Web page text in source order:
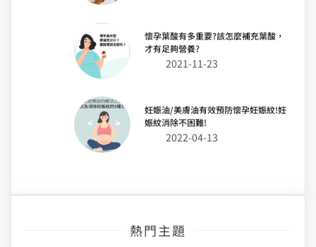
懷孕葉酸有多重要?該怎麼補充葉酸，
才有足夠營養?
2021-11-23
妊娠油/美膚油有效預防懷孕妊娠紋!妊
娠紋消除不困難!
2022-04-13
熱門主題